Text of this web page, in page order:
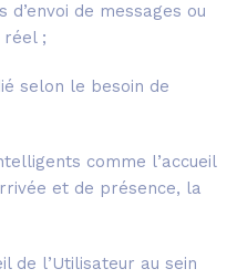
de messages ou
réel ;
selon le besoin de
comme l’accueil
et de présence, la
de l’Utilisateur au sein